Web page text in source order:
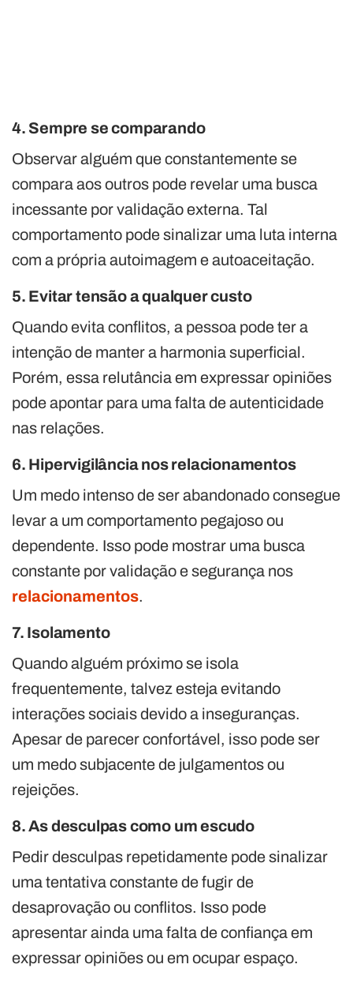
4. Sempre se comparando
Observar alguém que constantemente se
compara aos outros pode revelar uma busca
incessante por validação externa. Tal
comportamento pode sinalizar uma luta interna
com a própria autoimagem e autoaceitação.
5. Evitar tensão a qualquer custo
Quando evita conflitos, a pessoa pode ter a
intenção de manter a harmonia superficial.
Porém, essa relutância em expressar opiniões
pode apontar para uma falta de autenticidade
nas relações.
6. Hipervigilância nos relacionamentos
Um medo intenso de ser abandonado consegue
levar a um comportamento pegajoso ou
dependente. Isso pode mostrar uma busca
constante por validação e segurança nos
relacionamentos.
7. Isolamento
Quando alguém próximo se isola
frequentemente, talvez esteja evitando
interações sociais devido a inseguranças.
Apesar de parecer confortável, isso pode ser
um medo subjacente de julgamentos ou
rejeições.
8. As desculpas como um escudo
Pedir desculpas repetidamente pode sinalizar
uma tentativa constante de fugir de
desaprovação ou conflitos. Isso pode
apresentar ainda uma falta de confiança em
expressar opiniões ou em ocupar espaço.